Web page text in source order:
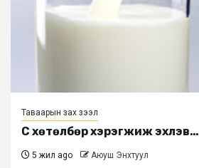
Таваарын зах зээл
Сүү хөтөлбөр хэрэгжиж эхлэв…
5 жил ago Аюуш Энхтуул